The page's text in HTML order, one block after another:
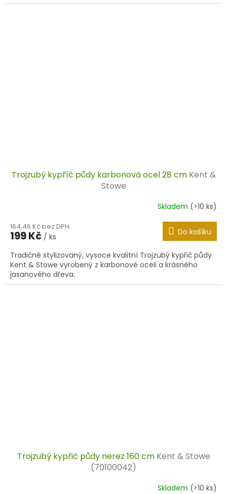
Trojzubý kypříč půdy karbonová ocel 28 cm Kent &
Stowe
Skladem (>10 ks)
164,46 Kč bez DPH
199 Kč / ks Do košíku
Tradičně stylizovaný, vysoce kvalitní Trojzubý kypřič půdy
Kent & Stowe vyrobený z karbonové oceli a krásného
jasanového dřeva.
Trojzubý kypřič půdy nerez 160 cm Kent & Stowe
(70100042)
Skladem (>10 ks)